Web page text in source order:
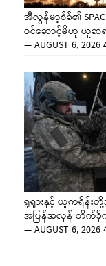
အီလွန်မာ့စ်ခ်၏
ဝင်ဆောင့်မိဟု ယူဆ
—AUGUST 6, 2026
ရုရှားနှင့် ယူကရိန်း
အပြန်အလှန် တိုက်
—AUGUST 6, 2026